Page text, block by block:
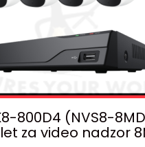
800D4 (NVS8-
za video nadzor